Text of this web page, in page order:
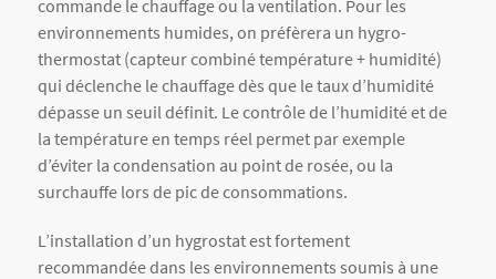
commande le chauffage ou la ventilation. Pour les
environnements humides, on préfèrera un hygro-
thermostat (capteur combiné température + humidité)
qui déclenche le chauffage dès que le taux d’humidité
dépasse un seuil définit. Le contrôle de l’humidité et de
la température en temps réel permet par exemple
d’éviter la condensation au point de rosée, ou la
surchauffe lors de pic de consommations.
L’installation d’un hygrostat est fortement
recommandée dans les environnements soumis à une